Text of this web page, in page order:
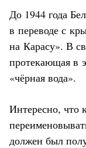
До 1944 года
в переводе с
на Карасу». В
протекающая в
«чёрная вода».
Интересно, что
должен был